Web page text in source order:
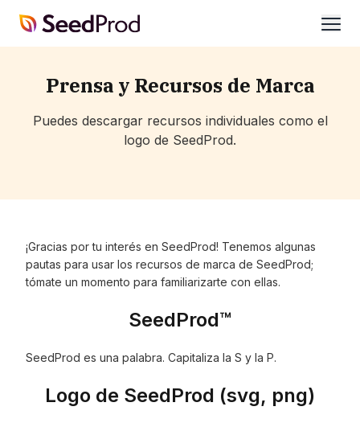
SeedProd
Prensa y Recursos de Marca
Puedes descargar recursos individuales como el
logo de SeedProd.
¡Gracias por tu interés en SeedProd! Tenemos algunas
pautas para usar los recursos de marca de SeedProd;
tómate un momento para familiarizarte con ellas.
SeedProd™
SeedProd es una palabra. Capitaliza la S y la P.
Logo de SeedProd (svg, png)